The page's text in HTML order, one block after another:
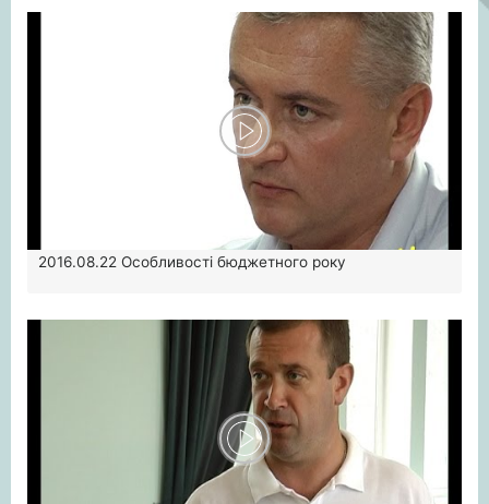
2016.08.22 Особливості бюджетного року